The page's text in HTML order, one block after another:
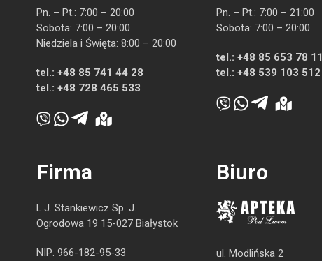
Pn. – Pt.: 7:00 – 20:00
Sobota: 7:00 – 20:00
Niedziela i Święta: 8:00 – 20:00
tel.: +48 85 741 44 28
tel.: +48 728 465 533
Pn. – Pt.: 7:00 – 21:00
Sobota: 7:00 – 20:00
tel.: +48 85 653 78 11
tel.: +48 539 103 512
Firma
L.J. Stankiewicz Sp. J.
Ogrodowa 19 15-027 Białystok
NIP: 966-182-95-33
Biuro
ul. Modlińska 2